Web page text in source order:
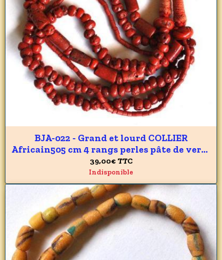
BJA-022 - Grand et lourd COLLIER
Africain505 cm 4 rangs perles pâte de verre
8x10 mm façon CORAIL - 159 gr
39,00€ TTC
Indisponible